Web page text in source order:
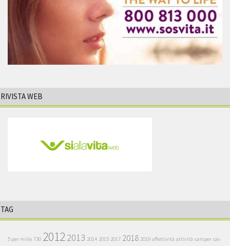
RIVISTA WEB
TAG
5 per mille 730 20122013 2014 2015 2017 2018 2019 affettività attività camper cav